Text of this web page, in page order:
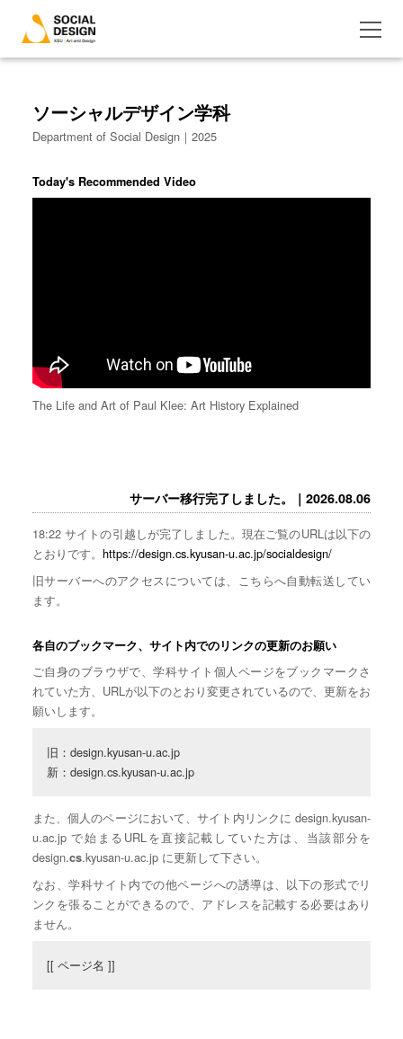
ソーシャルデザイン学科
Department of Social Design｜2025
Today's Recommended Video
The Life and Art of Paul Klee: Art History Explained
サーバー移行完了しました。｜2026.08.06
18:22 サイトの引越しが完了しました。現在ご覧のURLは以下の
とおりです。 https://design.cs.kyusan-u.ac.jp/socialdesign/
旧サーバーへのアクセスについては、こちらへ自動転送してい
ます。
各自のブックマーク、サイト内でのリンクの更新のお願い
ご自身のブラウザで、学科サイト個人ページをブックマークさ
れていた方、URLが以下のとおり変更されているので、更新をお
願いします。
旧：design.kyusan-u.ac.jp
新：design.cs.kyusan-u.ac.jp
また、個人のページにおいて、サイト内リンクに design.kyusan-
u.ac.jp で始まるURLを直接記載していた方は、当該部分を
design.cs.kyusan-u.ac.jp に更新して下さい。
なお、学科サイト内での他ページへの誘導は、以下の形式でリ
ンクを張ることができるので、アドレスを記載する必要はあり
ません。
[[ ページ名 ]]